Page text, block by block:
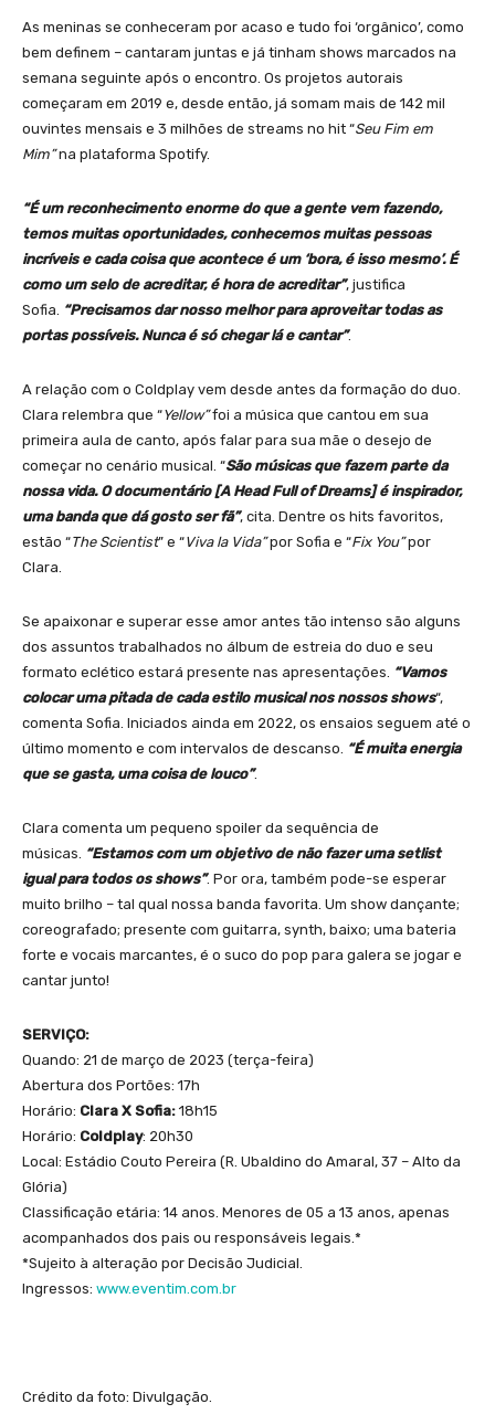
As meninas se conheceram por acaso e tudo foi ‘orgânico’, como
bem definem – cantaram juntas e já tinham shows marcados na
semana seguinte após o encontro. Os projetos autorais
começaram em 2019 e, desde então, já somam mais de 142 mil
ouvintes mensais e 3 milhões de streams no hit “Seu Fim em
Mim”na plataforma Spotify.
“É um reconhecimento enorme do que a gente vem fazendo,
temos muitas oportunidades, conhecemos muitas pessoas
incríveis e cada coisa que acontece é um ‘bora, é isso mesmo’. É
como um selo de acreditar, é hora de acreditar”, justifica
Sofia. “Precisamos dar nosso melhor para aproveitar todas as
portas possíveis. Nunca é só chegar lá e cantar”.
A relação com o Coldplay vem desde antes da formação do duo.
Clara relembra que “Yellow”foi a música que cantou em sua
primeira aula de canto, após falar para sua mãe o desejo de
começar no cenário musical. “São músicas que fazem parte da
nossa vida. O documentário [A Head Full of Dreams] é inspirador,
uma banda que dá gosto ser fã”, cita. Dentre os hits favoritos,
estão “The Scientist” e “Viva la Vida”por Sofia e “Fix You”por
Clara.
Se apaixonar e superar esse amor antes tão intenso são alguns
dos assuntos trabalhados no álbum de estreia do duo e seu
formato eclético estará presente nas apresentações. “Vamos
colocar uma pitada de cada estilo musical nos nossos shows“,
comenta Sofia. Iniciados ainda em 2022, os ensaios seguem até o
último momento e com intervalos de descanso. “É muita energia
que se gasta, uma coisa de louco”.
Clara comenta um pequeno spoiler da sequência de
músicas. “Estamos com um objetivo de não fazer uma setlist
igual para todos os shows”. Por ora, também pode-se esperar
muito brilho – tal qual nossa banda favorita. Um show dançante;
coreografado; presente com guitarra, synth, baixo; uma bateria
forte e vocais marcantes, é o suco do pop para galera se jogar e
cantar junto!
SERVIÇO:
Quando: 21 de março de 2023 (terça-feira)
Abertura dos Portões: 17h
Horário: Clara X Sofia: 18h15
Horário: Coldplay: 20h30
Local: Estádio Couto Pereira (R. Ubaldino do Amaral, 37 – Alto da
Glória)
Classificação etária: 14 anos. Menores de 05 a 13 anos, apenas
acompanhados dos pais ou responsáveis legais.*
*Sujeito à alteração por Decisão Judicial.
Ingressos: www.eventim.com.br
Crédito da foto: Divulgação.